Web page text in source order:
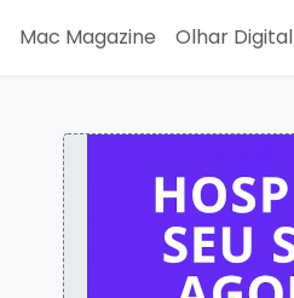
Mac Magazine Olhar Digital